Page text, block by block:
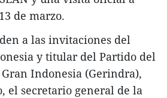
de marzo.
a las invitaciones del
y titular del Partido del
Indonesia (Gerindra),
el secretario general de la